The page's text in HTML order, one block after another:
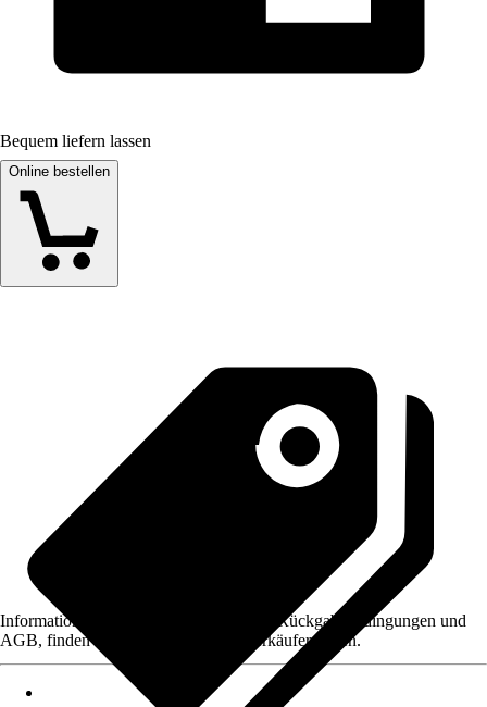
Bequem liefern lassen
Online bestellen
Informationen des Verkäufers, wie z. B. Rückgabebedingungen und
AGB, finden Sie bei Klick auf den Verkäufernamen.